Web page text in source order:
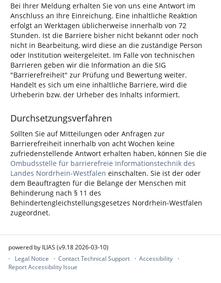
Bei Ihrer Meldung erhalten Sie von uns eine Antwort im
Anschluss an Ihre Einreichung. Eine inhaltliche Reaktion
erfolgt an Werktagen üblicherweise innerhalb von 72
Stunden. Ist die Barriere bisher nicht bekannt oder noch
nicht in Bearbeitung, wird diese an die zuständige Person
oder Institution weitergeleitet. Im Falle von technischen
Barrieren geben wir die Information an die SIG
"Barrierefreiheit" zur Prüfung und Bewertung weiter.
Handelt es sich um eine inhaltliche Barriere, wird die
Urheberin bzw. der Urheber des Inhalts informiert.
Durchsetzungsverfahren
Sollten Sie auf Mitteilungen oder Anfragen zur
Barrierefreiheit innerhalb von acht Wochen keine
zufriedenstellende Antwort erhalten haben, können Sie die
Ombudsstelle für barrierefreie Informationstechnik des
Landes Nordrhein-Westfalen einschalten. Sie ist der oder
dem Beauftragten für die Belange der Menschen mit
Behinderung nach § 11 des
Behindertengleichstellungsgesetzes Nordrhein-Westfalen
zugeordnet.
powered by ILIAS (v9.18 2026-03-10)
Legal Notice
Contact Technical Support
Accessibility
Report Accessibility Issue